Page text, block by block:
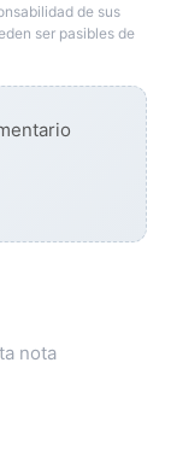
de sus
ser pasibles de
nota